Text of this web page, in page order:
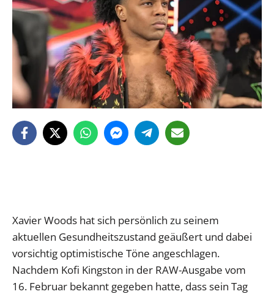
Xavier Woods hat sich persönlich zu seinem
aktuellen Gesundheitszustand geäußert und dabei
vorsichtig optimistische Töne angeschlagen.
Nachdem Kofi Kingston in der RAW-Ausgabe vom
16. Februar bekannt gegeben hatte, dass sein Tag